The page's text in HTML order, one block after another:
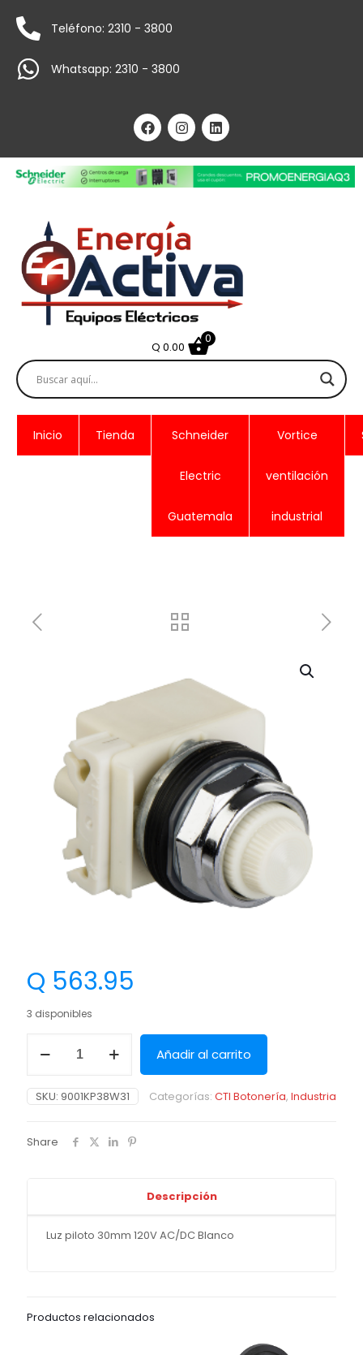
Teléfono: 2310 - 3800
Whatsapp: 2310 - 3800
Q 0.00
0
Inicio Tienda Schneider
Electric
Guatemala
Vortice
ventilación
industrial
Q 563.95
3 disponibles
Añadir al carrito
SKU: 9001KP38W31 Categorías: CTI Botonería, Industria
Share
Descripción
Luz piloto 30mm 120V AC/DC Blanco
Productos relacionados